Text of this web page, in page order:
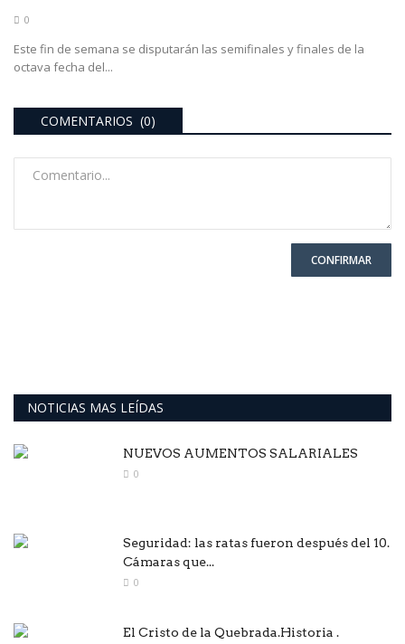
0
Este fin de semana se disputarán las semifinales y finales de la
octava fecha del...
COMENTARIOS (0)
CONFIRMAR
NOTICIAS MAS LEÍDAS
NUEVOS AUMENTOS SALARIALES
0
Seguridad: las ratas fueron después del 10.
Cámaras que...
0
El Cristo de la Quebrada.Historia .